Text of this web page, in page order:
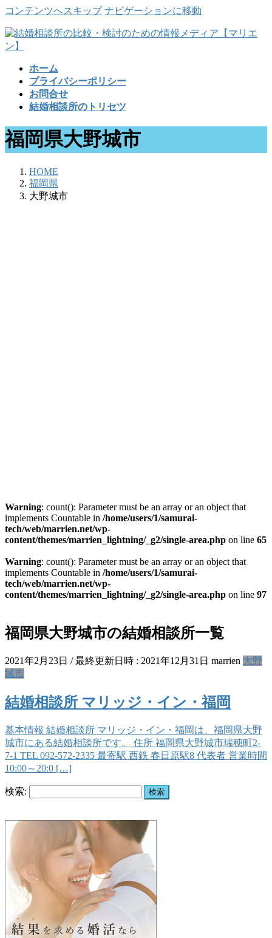
コンテンツへスキップ ナビゲーションに移動
ホーム
プライバシーポリシー
お問合せ
結婚相談所のトリセツ
福岡県大野城市
HOME
福岡県
大野城市
Warning: count(): Parameter must be an array or an object that
implements Countable in /home/users/1/samurai-
tech/web/marrien.net/wp-
content/themes/marrien_lightning/_g2/single-area.php on line 65
Warning: count(): Parameter must be an array or an object that
implements Countable in /home/users/1/samurai-
tech/web/marrien.net/wp-
content/themes/marrien_lightning/_g2/single-area.php on line 97
福岡県大野城市の結婚相談所一覧
2021年2月23日 / 最終更新日時 : 2021年12月31日 marrien 大野
城市
結婚相談所 マリッジ・イン・福岡
基本情報 結婚相談所 マリッジ・イン・福岡は、福岡県大野
城市にある結婚相談所です。 住所 福岡県大野城市瑞穂町2-
7-1 TEL 092-572-2335 最寄駅 西鉄 春日原駅8 代表者 営業時間
10:00～20:0 […]
検索: